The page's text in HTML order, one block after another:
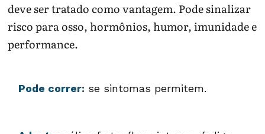
deve ser tratado como vantagem. Pode sinalizar
risco para osso, hormônios, humor, imunidade e
performance.
Pode correr: se sintomas permitem.